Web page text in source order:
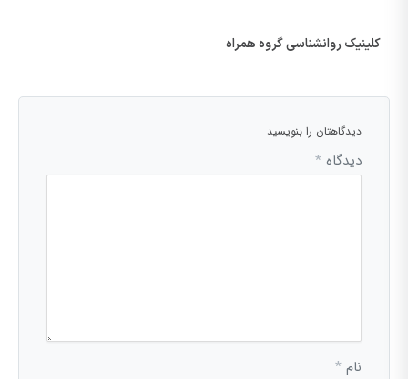
کلینیک روانشناسی گروه همراه
دیدگاهتان را بنویسید
دیدگاه *
نام *